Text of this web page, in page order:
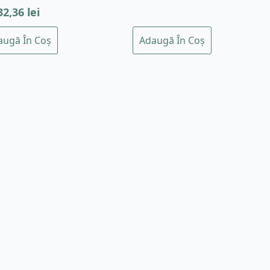
lei
În Coș Adaugă În Coș